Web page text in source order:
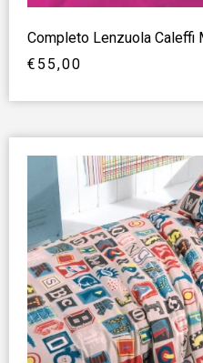
Completo Lenzuola Caleffi
€ 55,00